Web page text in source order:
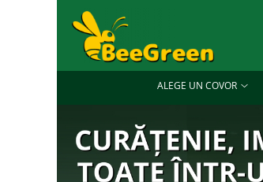
Alege un covor
Covoare personalizate
ALEGE UN COVOR